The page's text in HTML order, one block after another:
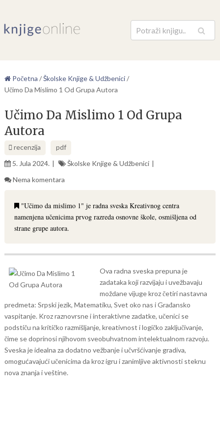
Pretraga
Početna /Školske Knjige & Udžbenici/
Učimo Da Mislimo 1 Od Grupa Autora
Učimo Da Mislimo 1 Od Grupa
Autora
recenzija
pdf
5. Jula 2024.
Školske Knjige & Udžbenici
Nema komentara
"Učimo da mislimo 1" je radna sveska Kreativnog centra
namenjena učenicima prvog razreda osnovne škole, osmišljena od
strane grupe autora.
Ova radna sveska prepuna je
zadataka koji razvijaju i uvežbavaju
moždane vijuge kroz četiri nastavna
predmeta: Srpski jezik, Matematiku, Svet oko nas i Građansko
vaspitanje. Kroz raznovrsne i interaktivne zadatke, učenici se
podstiču na kritičko razmišljanje, kreativnost i logičko zaključivanje,
čime se doprinosi njihovom sveobuhvatnom intelektualnom razvoju.
Sveska je idealna za dodatno vežbanje i učvršćivanje gradiva,
omogućavajući učenicima da kroz igru i zanimljive aktivnosti steknu
nova znanja i veštine.